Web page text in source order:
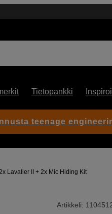
Tietopankki
Lavalier II + 2x Mic Hiding Kit
Artikkeli:
teenage